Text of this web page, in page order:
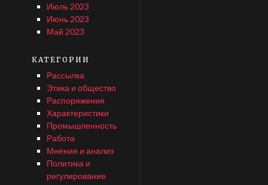
Июль 2023
Июнь 2023
Май 2023
КАТЕГОРИИ
Рассылка
Этика и общество
Распоряжения
Характеристики
Промышленность
Работа
Мнения и анализ
Политика и
регулирование